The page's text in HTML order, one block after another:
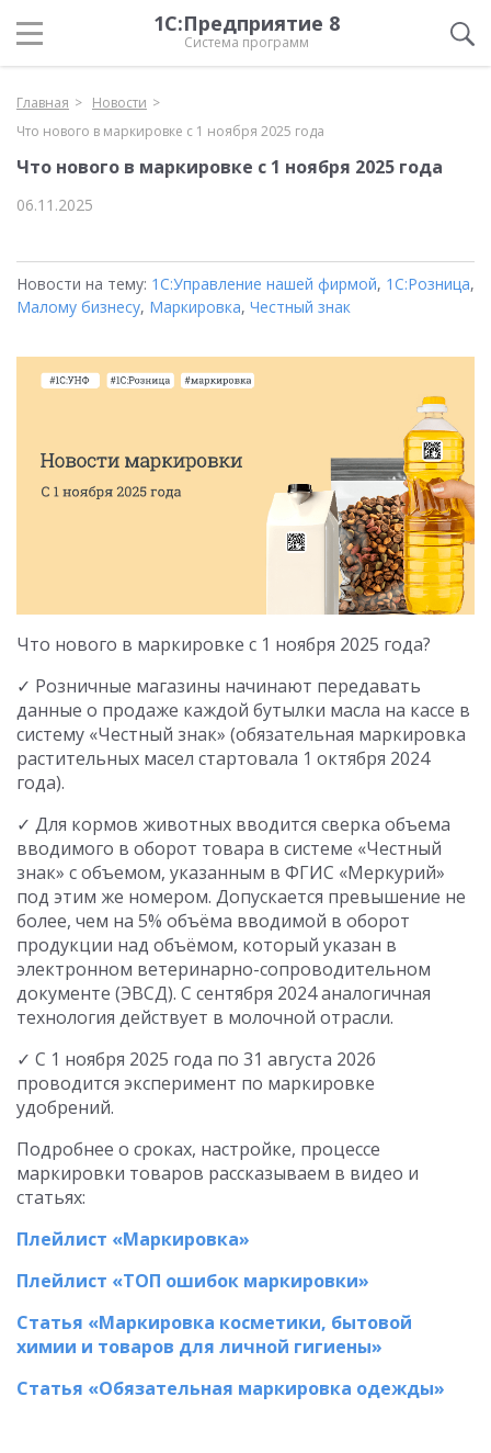
1С:Предприятие 8
Система программ
Главная
Новости
Что нового в маркировке с 1 ноября 2025 года
Что нового в маркировке с 1 ноября 2025 года
06.11.2025
Новости на тему: 1С:Управление нашей фирмой, 1С:Розница,
Малому бизнесу, Маркировка, Честный знак
Что нового в маркировке с 1 ноября 2025 года?
✓ Розничные магазины начинают передавать
данные о продаже каждой бутылки масла на кассе в
систему «Честный знак» (обязательная маркировка
растительных масел стартовала 1 октября 2024
года).
✓ Для кормов животных вводится сверка объема
вводимого в оборот товара в системе «Честный
знак» с объемом, указанным в ФГИС «Меркурий»
под этим же номером. Допускается превышение не
более, чем на 5% объёма вводимой в оборот
продукции над объёмом, который указан в
электронном ветеринарно-сопроводительном
документе (ЭВСД). С сентября 2024 аналогичная
технология действует в молочной отрасли.
✓ С 1 ноября 2025 года по 31 августа 2026
проводится эксперимент по маркировке
удобрений.
Подробнее о сроках, настройке, процессе
маркировки товаров рассказываем в видео и
статьях:
Плейлист «Маркировка»
Плейлист «ТОП ошибок маркировки»
Статья «Маркировка косметики, бытовой
химии и товаров для личной гигиены»
Статья «Обязательная маркировка одежды»